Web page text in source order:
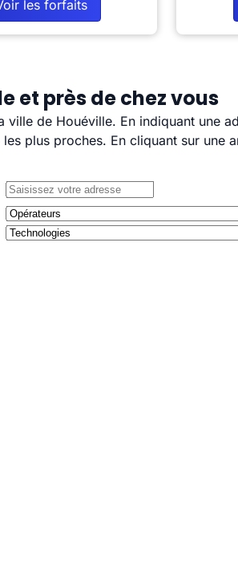
les forfaits
et près de chez vous
de Houéville. En indiquant une
plus proches. En cliquant sur